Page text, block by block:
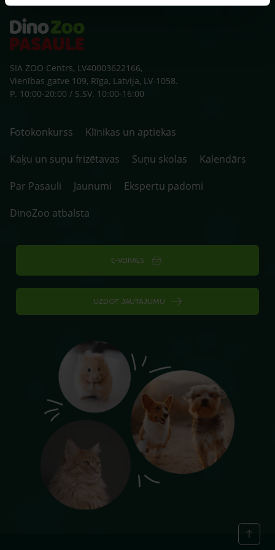
SIA ZOO Centrs, LV40003622166,
Vienības gatve 109, Rīga, Latvija, LV-1058.
P. 10:00-20:00 / S.SV. 10:00-16:00
Fotokonkurss
Klīnikas un aptiekas
Kaķu un suņu frizētavas
Suņu skolas
Kalendārs
Par Pasauli
Jaunumi
Ekspertu padomi
DinoZoo atbalsta
E-VEIKALS
UZDOT JAUTĀJUMU